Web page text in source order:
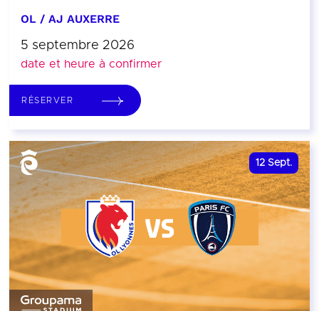
OL / AJ AUXERRE
5 septembre 2026
date et heure à confirmer
RÉSERVER
12 Sept.